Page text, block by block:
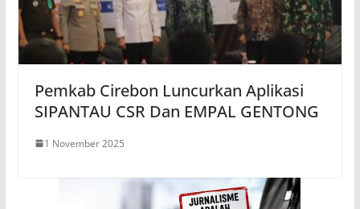
Pemkab Cirebon Luncurkan Aplikasi
SIPANTAU CSR Dan EMPAL GENTONG
1 November 2025